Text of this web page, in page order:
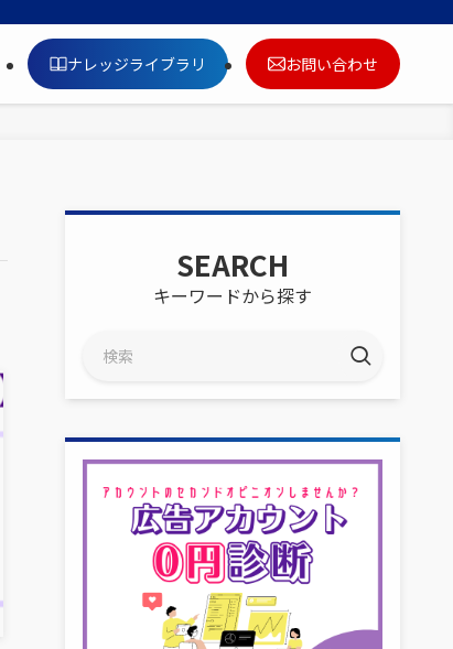
ナレッジライブラリ お問い合わせ
SEARCH
キーワードから探す